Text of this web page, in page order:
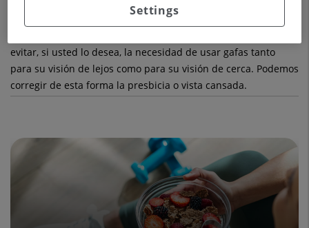
Nuestro equipo también puede ofrecerle las mejores
evitar, si usted lo desea, la necesidad de usar gafas tanto
para su visión de lejos como para su visión de cerca. Podemos
corregir de esta forma la presbicia o vista cansada.
Settings